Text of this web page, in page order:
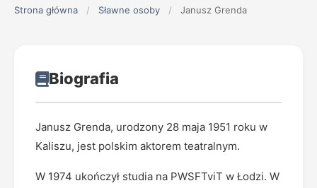
Strona główna / Sławne osoby / Janusz Grenda
Biografia
Janusz Grenda, urodzony 28 maja 1951 roku w
Kaliszu, jest polskim aktorem teatralnym.
W 1974 ukończył studia na PWSFTviT w Łodzi. W